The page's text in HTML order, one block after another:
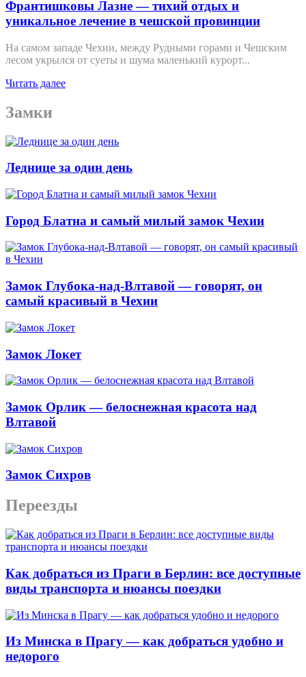
Франтишковы Лазне — тихий отдых и
уникальное лечение в чешской провинции
На самом западе Чехии, между Рудными горами и Чешским
лесом укрылся от суеты и шума маленький курорт...
Читать далее
Замки
Леднице за один день
Город Блатна и самый милый замок Чехии
Замок Глубока-над-Влтавой — говорят, он
самый красивый в Чехии
Замок Локет
Замок Орлик — белоснежная красота над
Влтавой
Замок Сихров
Переезды
Как добраться из Праги в Берлин: все доступные
виды транспорта и нюансы поездки
Из Минска в Прагу — как добраться удобно и
недорого